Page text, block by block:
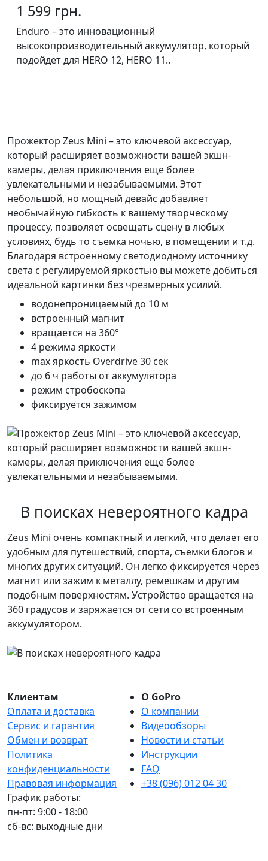
1 599 грн.
Enduro – это инновационный
высокопроизводительный аккумулятор, который
подойдет для HERO 12, HERO 11..
Прожектор Zeus Mini – это ключевой аксессуар,
который расширяет возможности вашей экшн-
камеры, делая приключения еще более
увлекательными и незабываемыми. Этот
небольшой, но мощный девайс добавляет
необычайную гибкость к вашему творческому
процессу, позволяет освещать сцену в любых
условиях, будь то съемка ночью, в помещении и т.д.
Благодаря встроенному светодиодному источнику
света с регулируемой яркостью вы можете добиться
идеальной картинки без чрезмерных усилий.
водонепроницаемый до 10 м
встроенный магнит
вращается на 360°
4 режима яркости
max яркость Overdrive 30 сек
до 6 ч работы от аккумулятора
режим стробоскопа
фиксируется зажимом
В поисках невероятного кадра
Zeus Mini очень компактный и легкий, что делает его
удобным для путешествий, спорта, съемки блогов и
многих других ситуаций. Он легко фиксируется через
магнит или зажим к металлу, ремешкам и другим
подобным поверхностям. Устройство вращается на
360 градусов и заряжается от сети со встроенным
аккумулятором.
Клиентам
Оплата и доставка
Сервис и гарантия
Обмен и возврат
Политика
конфиденциальности
Правовая информация
График работы:
пн-пт: 9:00 - 18:00
сб-вс: выходные дни
О GoPro
О компании
Видеообзоры
Новости и статьи
Инструкции
FAQ
+38 (096) 012 04 30